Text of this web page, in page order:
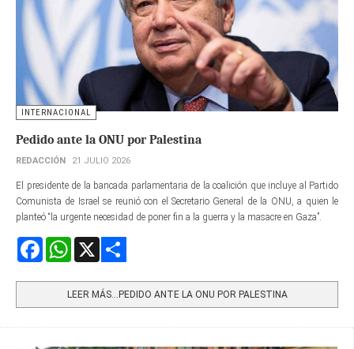
INTERNACIONAL
Pedido ante la ONU por Palestina
REDACCIÓN 21 JULIO 2026
El presidente de la bancada parlamentaria de la coalición que incluye al Partido
Comunista de Israel se reunió con el Secretario General de la ONU, a quien le
planteó “la urgente necesidad de poner fin a la guerra y la masacre en Gaza”.
FacebookWhatsApp
LEER MÁS…PEDIDO ANTE LA ONU POR PALESTINA